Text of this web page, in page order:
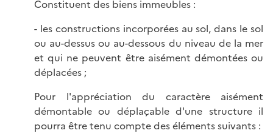
Constituent des biens immeubles :
- les constructions incorporées au sol, dans le sol
ou au-dessus ou au-dessous du niveau de la mer
et qui ne peuvent être aisément démontées ou
déplacées ;
Pour l'appréciation du caractère aisément
démontable ou déplaçable d'une structure il
pourra être tenu compte des éléments suivants :